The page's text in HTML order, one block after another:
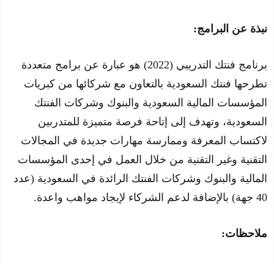
نبذة عن البرامج:
برنامج فنتك التدريبي (2022) هو عبارة عن برامج متعددة
تطرحها فنتك السعودية بالتعاون مع شركائها من كبريات
المؤسسات المالية السعودية والبنوك وشركات الفنتك
السعودية، وتهدف إلى إتاحة فرصة متميزة للمتدربين
لاكتساب المعرفة وممارسة مهارات جديدة في المجالات
التقنية وغير التقنية من خلال العمل في إحدى المؤسسات
المالية والبنوك وشركات الفنتك الرائدة في السعودية (عدد
40 جهة) بالإضافة لدعم الشركاء لإيجاد مواهب واعدة.
ملاحظات: